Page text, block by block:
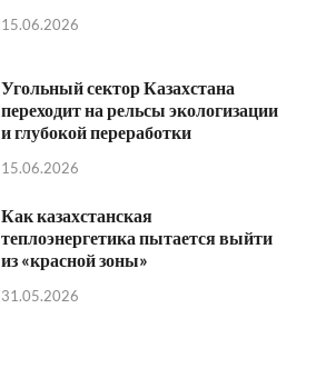
15.06.2026
Угольный сектор Казахстана
переходит на рельсы экологизации
и глубокой переработки
15.06.2026
Как казахстанская
теплоэнергетика пытается выйти
из «красной зоны»
31.05.2026